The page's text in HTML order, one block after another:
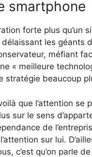
smartphone
forte plus qu’un
les géants
méfiant
« meilleure
stratégie beaucoup
que l’attention se
sur le sens
de
sur lui.
c’est qu’on parle